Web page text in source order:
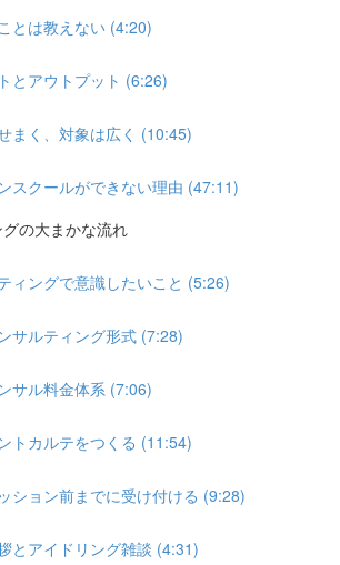
とは教えない (4:20)
とアウトプット (6:26)
まく、対象は広く (10:45)
スクールができない理由 (47:11)
の大まかな流れ
ィングで意識したいこと (5:26)
サルティング形式 (7:28)
サル料金体系 (7:06)
トカルテをつくる (11:54)
ション前までに受け付ける (9:28)
とアイドリング雑談 (4:31)